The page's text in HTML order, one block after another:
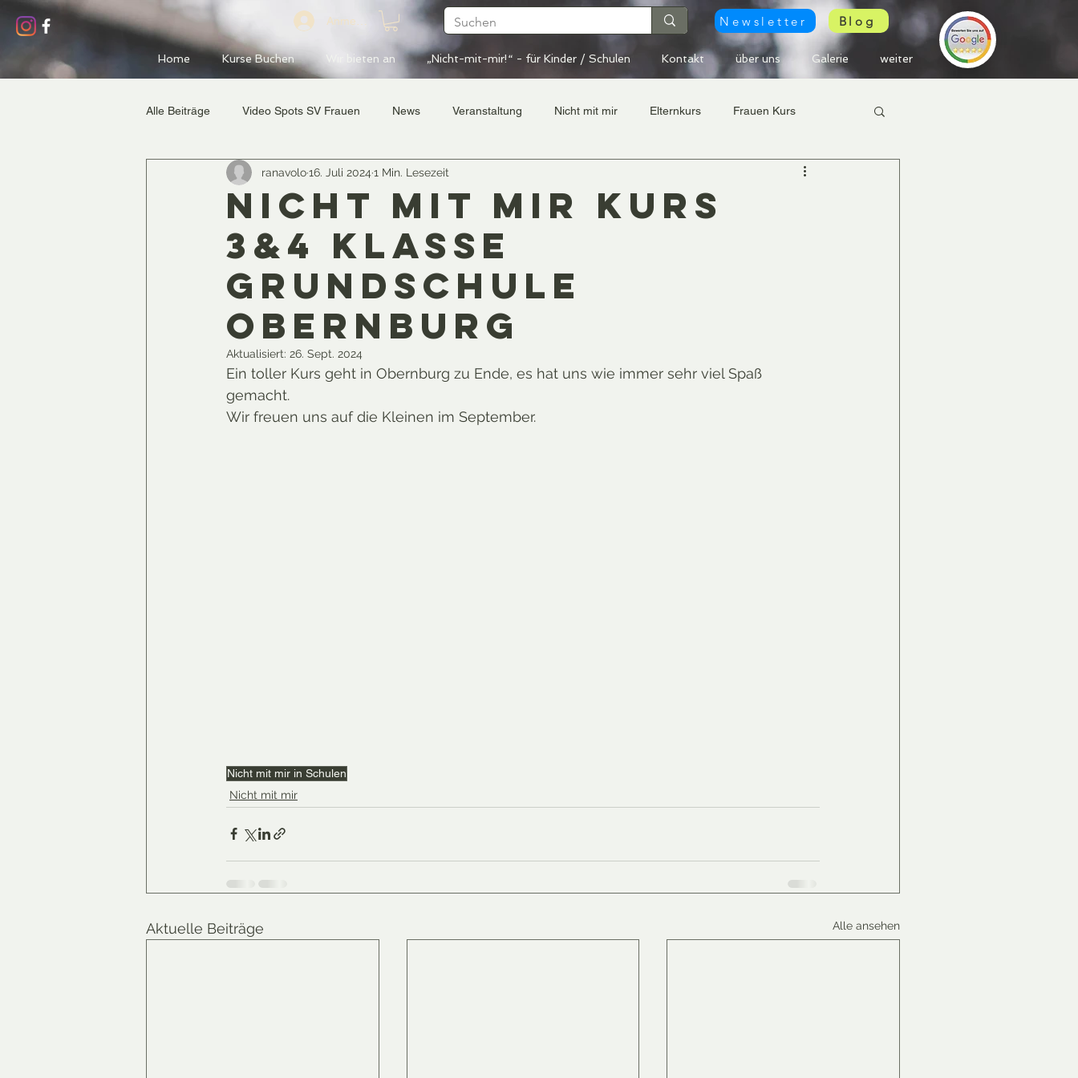
Anmelden Newsletter Blog
Home Kurse Buchen Wir bieten an „Nicht-mit-mir!“ - für Kinder / Schulen Kontakt über uns Galerie weiter
Alle Beiträge Video Spots SV Frauen News Veranstaltung Nicht mit mir Elternkurs Frauen Kurs
SV Fortgeschrittene
Nicht mit mir Kurs
3&4 Klasse
Grundschule
Obernburg
ranavolo16. Juli 2024 1 Min. Lesezeit
Aktualisiert: 26. Sept. 2024
Ein toller Kurs geht in Obernburg zu Ende, es hat uns wie immer sehr viel Spaß
gemacht.
Wir freuen uns auf die Kleinen im September.
Nicht mit mir in Schulen
Nicht mit mir
Aktuelle Beiträge Alle ansehen